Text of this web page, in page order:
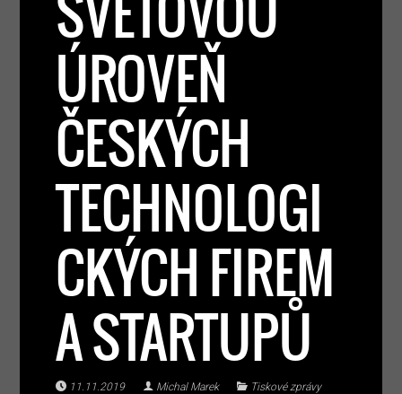
ÚROVEŇ
ČESKÝCH
TECHNOLOGI
CKÝCH FIREM
A STARTUPŮ
11.11.2019 Michal Marek Tiskové zprávy